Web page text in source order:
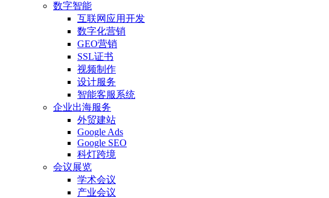
数字智能
互联网应用开发
数字化营销
GEO营销
SSL证书
视频制作
设计服务
智能客服系统
企业出海服务
外贸建站
Google Ads
Google SEO
科灯跨境
会议展览
学术会议
产业会议